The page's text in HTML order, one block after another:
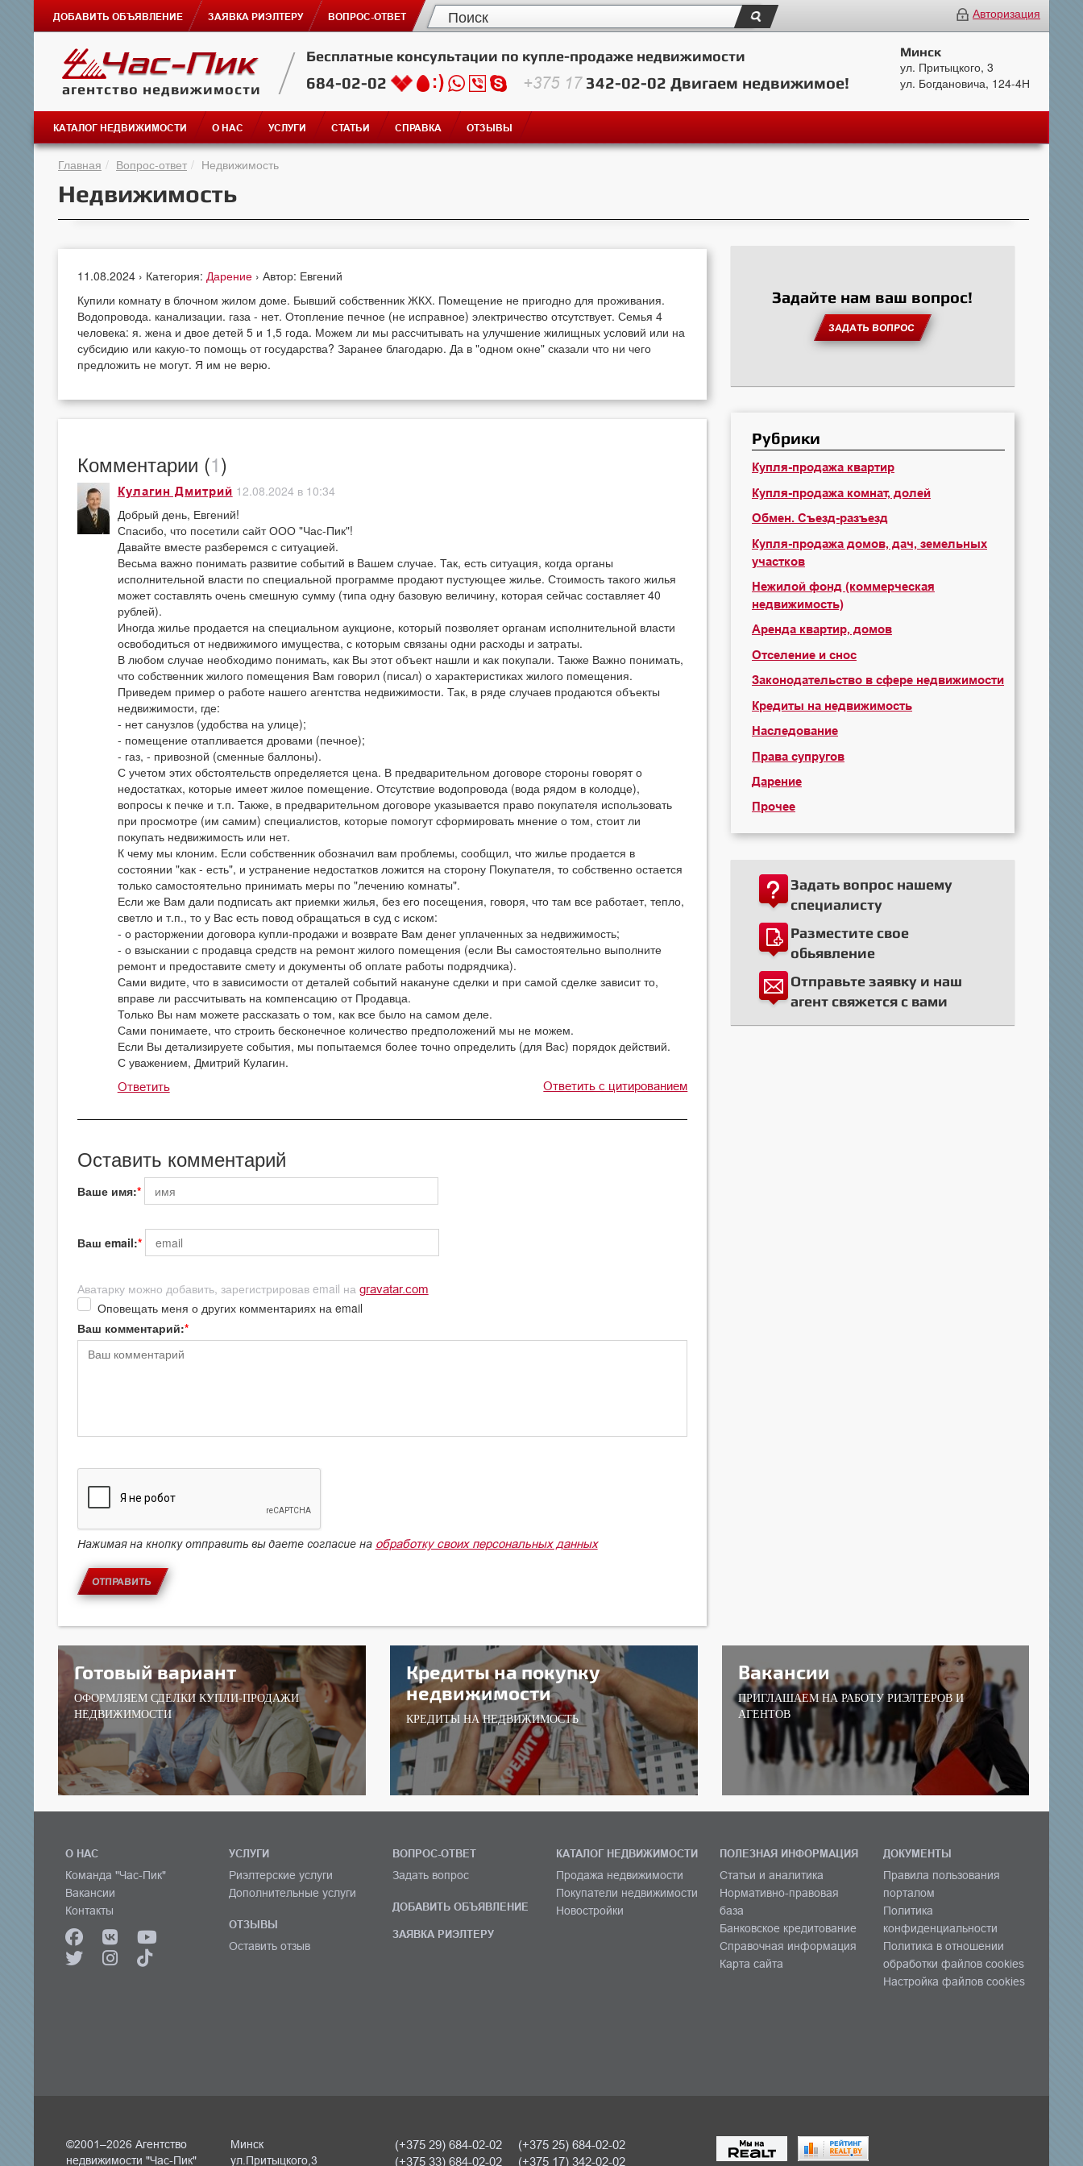
ДОБАВИТЬ ОБЪЯВЛЕНИЕ ЗАЯВКА РИЭЛТЕРУ ВОПРОС-ОТВЕТ Авторизация
агентство недвижимости
Бесплатные консультации по купле-продаже недвижимости
684-02-02 +375 17342-02-02 Двигаем недвижимое!
Минск
ул. Притыцкого, 3
ул. Богдановича, 124-4Н
КАТАЛОГ НЕДВИЖИМОСТИ О НАС УСЛУГИ СТАТЬИ СПРАВКА ОТЗЫВЫ
Главная Вопрос-ответ Недвижимость
Недвижимость
11.08.2024 › Категория: Дарение › Автор: Евгений
Купили комнату в блочном жилом доме. Бывший собственник ЖКХ. Помещение не пригодно для проживания.
Водопровода. канализации. газа - нет. Отопление печное (не исправное) электричество отсутствует. Семья 4
человека: я. жена и двое детей 5 и 1,5 года. Можем ли мы рассчитывать на улучшение жилищных условий или на
субсидию или какую-то помощь от государства? Заранее благодарю. Да в "одном окне" сказали что ни чего
предложить не могут. Я им не верю.
Комментарии (1)
Кулагин Дмитрий 12.08.2024 в 10:34
Добрый день, Евгений!
Спасибо, что посетили сайт ООО "Час-Пик"!
Давайте вместе разберемся с ситуацией.
Весьма важно понимать развитие событий в Вашем случае. Так, есть ситуация, когда органы
исполнительной власти по специальной программе продают пустующее жилье. Стоимость такого жилья
может составлять очень смешную сумму (типа одну базовую величину, которая сейчас составляет 40
рублей).
Иногда жилье продается на специальном аукционе, который позволяет органам исполнительной власти
освободиться от недвижимого имущества, с которым связаны одни расходы и затраты.
В любом случае необходимо понимать, как Вы этот объект нашли и как покупали. Также Важно понимать,
что собственник жилого помещения Вам говорил (писал) о характеристиках жилого помещения.
Приведем пример о работе нашего агентства недвижимости. Так, в ряде случаев продаются объекты
недвижимости, где:
- нет санузлов (удобства на улице);
- помещение отапливается дровами (печное);
- газ, - привозной (сменные баллоны).
С учетом этих обстоятельств определяется цена. В предварительном договоре стороны говорят о
недостатках, которые имеет жилое помещение. Отсутствие водопровода (вода рядом в колодце),
вопросы к печке и т.п. Также, в предварительном договоре указывается право покупателя использовать
при просмотре (им самим) специалистов, которые помогут сформировать мнение о том, стоит ли
покупать недвижимость или нет.
К чему мы клоним. Если собственник обозначил вам проблемы, сообщил, что жилье продается в
состоянии "как - есть", и устранение недостатков ложится на сторону Покупателя, то собственно остается
только самостоятельно принимать меры по "лечению комнаты".
Если же Вам дали подписать акт приемки жилья, без его посещения, говоря, что там все работает, тепло,
светло и т.п., то у Вас есть повод обращаться в суд с иском:
- о расторжении договора купли-продажи и возврате Вам денег уплаченных за недвижимость;
- о взыскании с продавца средств на ремонт жилого помещения (если Вы самостоятельно выполните
ремонт и предоставите смету и документы об оплате работы подрядчика).
Сами видите, что в зависимости от деталей событий накануне сделки и при самой сделке зависит то,
вправе ли рассчитывать на компенсацию от Продавца.
Только Вы нам можете рассказать о том, как все было на самом деле.
Сами понимаете, что строить бесконечное количество предположений мы не можем.
Если Вы детализируете события, мы попытаемся более точно определить (для Вас) порядок действий.
С уважением, Дмитрий Кулагин.
Ответить Ответить с цитированием
Оставить комментарий
Ваше имя:
Ваш email:
Аватарку можно добавить, зарегистрировав email на gravatar.com
Оповещать меня о других комментариях на email
Ваш комментарий:
Нажимая на кнопку отправить вы даете согласие на обработку своих персональных данных
ОТПРАВИТЬ
Задайте нам ваш вопрос!
ЗАДАТЬ ВОПРОС
Рубрики
Купля-продажа квартир
Купля-продажа комнат, долей
Обмен. Съезд-разъезд
Купля-продажа домов, дач, земельных
участков
Нежилой фонд (коммерческая
недвижимость)
Аренда квартир, домов
Отселение и снос
Законодательство в сфере недвижимости
Кредиты на недвижимость
Наследование
Права супругов
Дарение
Прочее
Задать вопрос нашему
специалисту
Разместите свое
обьявление
Отправьте заявку и наш
агент свяжется с вами
Готовый вариант
ОФОРМЛЯЕМ СДЕЛКИ КУПЛИ-ПРОДАЖИ
НЕДВИЖИМОСТИ
Кредиты на покупку
недвижимости
КРЕДИТЫ НА НЕДВИЖИМОСТЬ
Вакансии
ПРИГЛАШАЕМ НА РАБОТУ РИЭЛТЕРОВ И
АГЕНТОВ
О НАС
Команда "Час-Пик"
Вакансии
Контакты
УСЛУГИ
Риэлтерские услуги
Дополнительные услуги
ОТЗЫВЫ
Оставить отзыв
ВОПРОС-ОТВЕТ
Задать вопрос
ДОБАВИТЬ ОБЪЯВЛЕНИЕ
ЗАЯВКА РИЭЛТЕРУ
КАТАЛОГ НЕДВИЖИМОСТИ
Продажа недвижимости
Покупатели недвижимости
Новостройки
ПОЛЕЗНАЯ ИНФОРМАЦИЯ
Статьи и аналитика
Нормативно-правовая
база
Банковское кредитование
Справочная информация
Карта сайта
ДОКУМЕНТЫ
Правила пользования
порталом
Политика
конфиденциальности
Политика в отношении
обработки файлов cookies
Настройка файлов cookies
©2001–2026 Агентство
недвижимости "Час-Пик"
Минск
ул.Притыцкого,3
(+375 29) 684-02-02
(+375 25) 684-02-02
(+375 33) 684-02-02
(+375 17) 342-02-02